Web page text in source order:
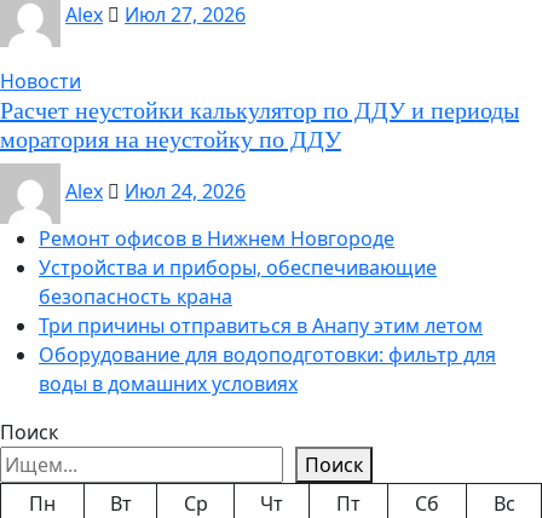
Alex
Июл 27, 2026
Новости
Расчет неустойки калькулятор по ДДУ и периоды
моратория на неустойку по ДДУ
Alex
Июл 24, 2026
Ремонт офисов в Нижнем Новгороде
Устройства и приборы, обеспечивающие
безопасность крана
Три причины отправиться в Анапу этим летом
Оборудование для водоподготовки: фильтр для
воды в домашних условиях
Поиск
Поиск
Пн Вт Ср Чт Пт Сб
Вс